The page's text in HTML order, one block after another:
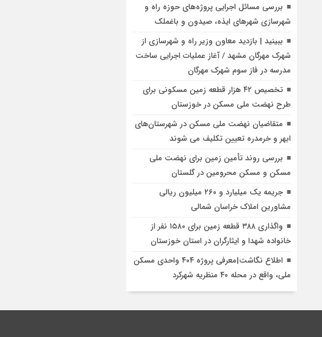
بررسی مسائل اجرایی پروژه‌های حوزه راه و
شهرسازی شهرهای ایذه، صیدون و باغملک
ببینید | بازدید معاون وزیر راه و شهرسازی از
شهرک مهرگان مشهد / آغاز عملیات اجرایی ساخت
مدرسه در فاز سوم شهرک مهرگان
تخصیص ۴۲ هزار قطعه زمین مسکونی برای
طرح نهضت ملی مسکن در خوزستان
متقاضیان نهضت ملی مسکن در شهرستان‌های
ابهر و خرمدره تعیین تکلیف می شوند
بررسی روند تأمین زمین برای نهضت ملی
مسکن و مسکن محرومین در گلستان
جریمه یک میلیارد و ۲۶۰ میلیون ریالی
مشاورین املاک خراسان شمالی
واگذاری ‌۳۸۸ قطعه زمین‌ برای ۱۵۸۰ نفر از
خانواده شهدا و ایثارگران در استان خوزستان
اطلاع نگاشت|معرفی پروژه ۴۰۴ واحدی مسکن
ملی، واقع در محله ۴۰ منظریه شهرکرد